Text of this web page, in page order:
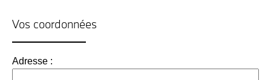
Vos coordonnées
Adresse :